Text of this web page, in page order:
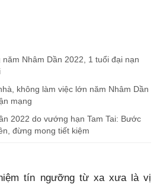
Nhâm Dần 2022, 1 tuổi đại nạn
không làm việc lớn năm Nhâm Dần
mạng
2022 do vướng hạn Tam Tai: Bước
đừng mong tiết kiệm
tín ngưỡng từ xa xưa là vị